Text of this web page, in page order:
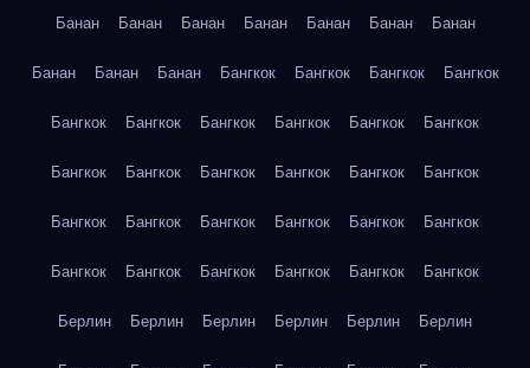
Банан Банан Банан Банан Банан Банан Банан
Банан Банан Банан Бангкок Бангкок Бангкок Бангкок
Бангкок Бангкок Бангкок Бангкок Бангкок Бангкок
Бангкок Бангкок Бангкок Бангкок Бангкок Бангкок
Бангкок Бангкок Бангкок Бангкок Бангкок Бангкок
Бангкок Бангкок Бангкок Бангкок Бангкок Бангкок
Берлин Берлин Берлин Берлин Берлин Берлин